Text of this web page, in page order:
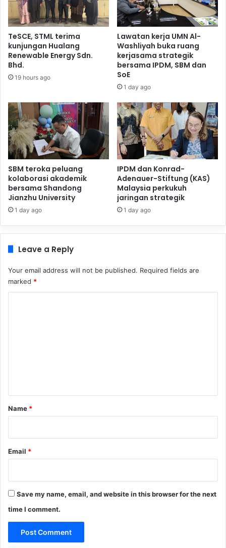
TeSCE, STML terima
kunjungan Hualang
Renewable Energy Sdn.
Bhd.
19 hours ago
Lawatan kerja UMN Al-
Washliyah buka ruang
kerjasama strategik
bersama IPDM, SBM dan
SoE
1 day ago
SBM teroka peluang
kolaborasi akademik
bersama Shandong
Jianzhu University
1 day ago
IPDM dan Konrad-
Adenauer-Stiftung (KAS)
Malaysia perkukuh
jaringan strategik
1 day ago
Leave a Reply
Your email address will not be published. Required fields are
marked *
*
Name *
Email *
Save my name, email, and website in this browser for the next
time I comment.